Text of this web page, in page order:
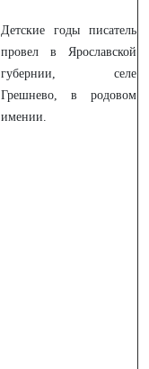
Детские годы писатель
провел в Ярославской
губернии, селе
Грешнево, в родовом
имении.